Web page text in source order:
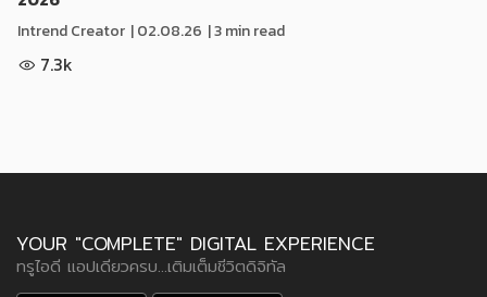
Intrend Creator |02.08.26 | 3 min read
7.3k
YOUR "COMPLETE" DIGITAL EXPERIENCE
ทรูไอดี แอปเดียวครบ...เติมเต็มชีวิตดิจิทัล